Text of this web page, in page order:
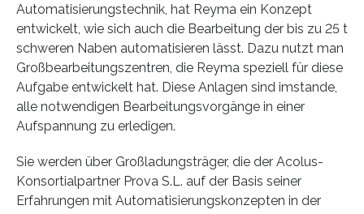
Automatisierungstechnik, hat Reyma ein Konzept
entwickelt, wie sich auch die Bearbeitung der bis zu 25 t
schweren Naben automatisieren lässt. Dazu nutzt man
Großbearbeitungszentren, die Reyma speziell für diese
Aufgabe entwickelt hat. Diese Anlagen sind imstande,
alle notwendigen Bearbeitungsvorgänge in einer
Aufspannung zu erledigen.
Sie werden über Großladungsträger, die der Acolus-
Konsortialpartner Prova S.L. auf der Basis seiner
Erfahrungen mit Automatisierungskonzepten in der